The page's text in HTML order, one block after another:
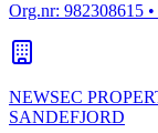
Org.nr: 982308615
NEWSEC
SANDEFJORD